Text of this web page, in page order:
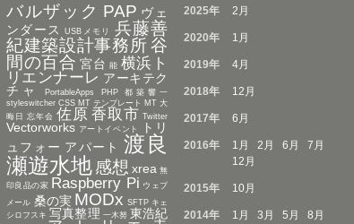
バルザック PAP ヴェ
ンダース
USBメモリ
兵藤善
紀建築設計事務所 谷
間の百合 宮台 能 横浜ト
リエンナーレ アーキテク
チャ
PortableApps PHP
都築響一
styleswitcher CSS MT テンプレート MT 大
晦日 忘年会 佐原 香取市 Twitter
Vectorworks アートイベント
トリ
ュフォー アパート 渡良
瀬遊水地感想 xrea 無
印良品の家 Raspberry Pi ウェブ
メール 桑の実 MODx SFTP キェ
シロフスキ 写真整理 一木努 東浩紀
2025年
2月
2020年 1月
2019年 4月
2018年 12月
2017年 6月
2016年 1月 2月 6月
7月
12月
2015年 10月
2014年 1月 3月 5月
8月